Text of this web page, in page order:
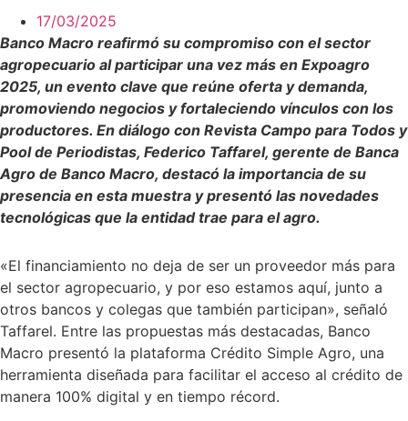
17/03/2025
Banco Macro reafirmó su compromiso con el sector
agropecuario al participar una vez más en Expoagro
2025, un evento clave que reúne oferta y demanda,
promoviendo negocios y fortaleciendo vínculos con los
productores. En diálogo con Revista Campo para Todos y
Pool de Periodistas, Federico Taffarel, gerente de Banca
Agro de Banco Macro, destacó la importancia de su
presencia en esta muestra y presentó las novedades
tecnológicas que la entidad trae para el agro.
«El financiamiento no deja de ser un proveedor más para
el sector agropecuario, y por eso estamos aquí, junto a
otros bancos y colegas que también participan», señaló
Taffarel. Entre las propuestas más destacadas, Banco
Macro presentó la plataforma Crédito Simple Agro, una
herramienta diseñada para facilitar el acceso al crédito de
manera 100% digital y en tiempo récord.